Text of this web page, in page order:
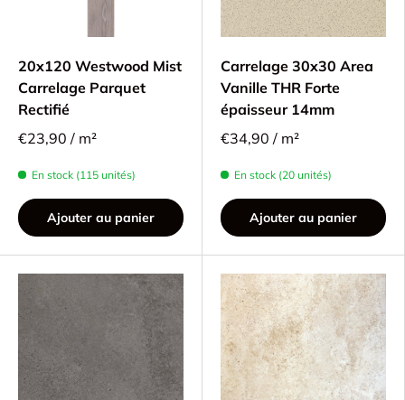
20x120 Westwood Mist
Carrelage Parquet
Rectifié
€23,90 / m²
En stock (115 unités)
Ajouter au panier
Carrelage 30x30 Area
Vanille THR Forte
épaisseur 14mm
€34,90 / m²
En stock (20 unités)
Ajouter au panier